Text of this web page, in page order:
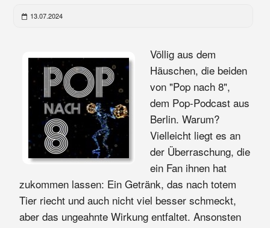
13.07.2024
Völlig aus dem
Häuschen, die beiden
von "Pop nach 8",
dem Pop-Podcast aus
Berlin. Warum?
Vielleicht liegt es an
der Überraschung, die
ein Fan ihnen hat
zukommen lassen: Ein Getränk, das nach totem
Tier riecht und auch nicht viel besser schmeckt,
aber das ungeahnte Wirkung entfaltet. Ansonsten